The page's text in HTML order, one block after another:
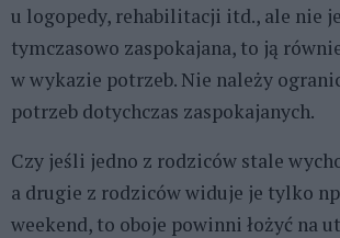
u logopedy, rehabilitacji itd., ale nie
tymczasowo zaspokajana, to ją
w wykazie potrzeb. Nie należy
potrzeb dotychczas zaspokajanych.
Czy jeśli jedno z rodziców stale
a drugie z rodziców widuje je tylko
weekend, to oboje powinni łożyć na